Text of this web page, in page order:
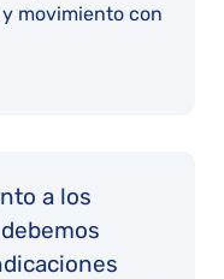
movimiento con
a los